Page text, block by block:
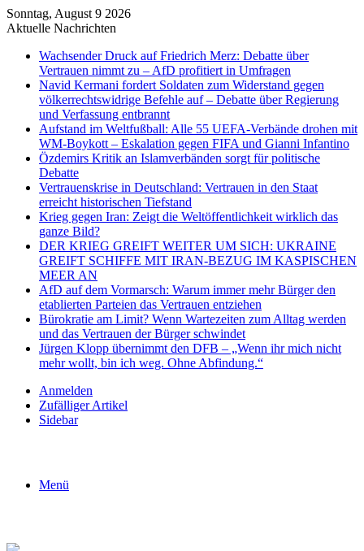
Sonntag, August 9 2026
Aktuelle Nachrichten
Wachsender Druck auf Friedrich Merz: Debatte über
Vertrauen nimmt zu – AfD profitiert in Umfragen
Navid Kermani fordert Soldaten zum Widerstand gegen
völkerrechtswidrige Befehle auf – Debatte über Regierung
und Verfassung entbrannt
Aufstand im Weltfußball: Alle 55 UEFA-Verbände drohen mit
WM-Boykott – Eskalation gegen FIFA und Gianni Infantino
Özdemirs Kritik an Islamverbänden sorgt für politische
Debatte
Vertrauenskrise in Deutschland: Vertrauen in den Staat
erreicht historischen Tiefstand
Krieg gegen Iran: Zeigt die Weltöffentlichkeit wirklich das
ganze Bild?
DER KRIEG GREIFT WEITER UM SICH: UKRAINE
GREIFT SCHIFFE MIT IRAN-BEZUG IM KASPISCHEN
MEER AN
AfD auf dem Vormarsch: Warum immer mehr Bürger den
etablierten Parteien das Vertrauen entziehen
Bürokratie am Limit? Wenn Wartezeiten zum Alltag werden
und das Vertrauen der Bürger schwindet
Jürgen Klopp übernimmt den DFB – „Wenn ihr mich nicht
mehr wollt, bin ich weg. Ohne Abfindung.“
Anmelden
Zufälliger Artikel
Sidebar
Menü